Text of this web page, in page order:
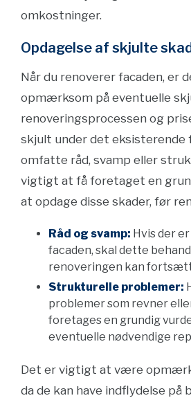
omkostninger.
Opdagelse af skjulte
Når du renoverer facaden,
opmærksom på eventuelle
renoveringsprocessen og
skjult under det eksisterende
omfatte råd, svamp eller
vigtigt at få foretaget en
at opdage disse skader, før
Råd og svamp: Hvis der
facaden, skal dette
renoveringen kan
Strukturelle problemer:
problemer som revner
foretages en grundig
eventuelle nødvendige
Det er vigtigt at være
da de kan have indflydelse på